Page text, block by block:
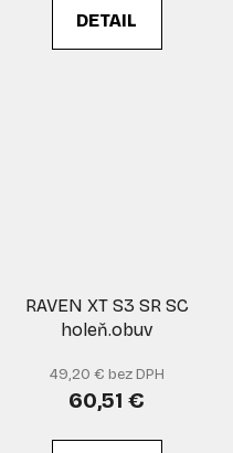
DETAIL
RAVEN XT S3 SR SC
holeň.obuv
49,20 € bez DPH
60,51 €